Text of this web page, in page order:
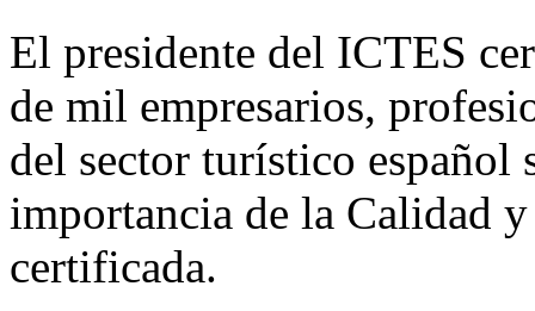
El presidente del ICTES
de mil empresarios,
del sector turístico
importancia de la Calidad
certificada.